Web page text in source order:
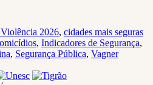
2026, cidades mais seguras
, Indicadores de Segurança,
, Segurança Pública, Vagner